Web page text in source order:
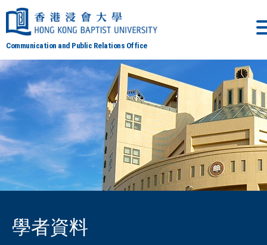
Communication and Public Relations Office
學者資料